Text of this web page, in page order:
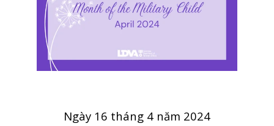
Ngày 16 tháng 4 năm 2024